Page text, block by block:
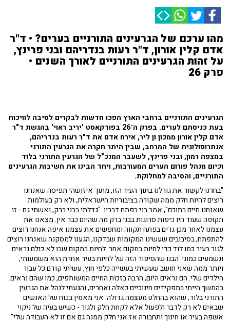
מהו ערכם של הגרעינים התורניים בערים? • ד"ר
אדם קלין אורון, ד"ר רעות בנדריהם ובני פרינץ,
על זהות הגרעינים התורניים לאורך השנים •
פרק 26
הגרעינים התורניים ברחבי הארץ הפכו חדשות לבקרים לסיבה לוויכוח
בעת כניסתם לערים. בפרק ה־26 בפודקאסט 'יריב ראוי' בהגשת ד"ר
אדם קלין אורון ממכון ון ליר, אירח אדם את ד"ר רעות בנדריהם,
אנתרופולוגית של המרחב, שבין היתר חקרה את הגרעין התורני
במצפה רמון, ובני פרינץ, לשעבר המנכ"ל של הגרעין התורני בלוד
וכיום מנהל פורום הערים המעורבות, ויחד הבינו את חשיבות הגרעינים
התורניים, והסיבה למחלוקת.
"בחרנו לקשור את גורלנו בתוך העיר הזו, מתוך איזושהי תפיסה שאנחנו
רוצים להיות חלק ממה שקורה בציבוריות הישראלית, ולא רק בעולמות
שאנחנו חיים בתוכם", אמר בני בפתח דבריו. "גדלתי בבני ברק, ואשתי גם - זו
תקופה שעוד היו כיפות סרוגות בבני ברק מה שהיום כבר אין. מצאנו את
עצמנו לאחר מכן גרים בפתח תקווה ומחפשים את עצמנו איפה אנחנו רוצים
להתפתח, בסיבובים שעשינו המקומות שבדקנו, הגענו למסקנה שאנחנו רוצים
לגור בעיר כמו לוד כדי לחיות במקום אחר. לחיות במקום שבו לא כולם נראים
ונשמעים כמוני. הבנו שהסיפור הזה של לחיות בעיר אחרת הוא משמעותי,
ויותר ממה שאני חושב שעשיתי בעשייה כלפי חוץ, עשיתי קודם כל עבור
הילדים שלי. הם נראים היום, הרבה בזכות החיים המשותפים, כמו שהם נראים.
בהמשך הייתי בתפקידים חינוכיים כאלה ואחרים, והגעתי לנהל את הגרעין
התורני בלוד, שהוא בהחלט מעצמה גדולה. אני מאמין בכוח של האנשים
שבאים לא רק לדבר ולפעול אלא לקחת חלק ולגור - כשיש בעיה של ניקוי
אשפה בעיר או חינוך ותחבורה אז אני חלק ממנה גם אם זו לא העבודה שלי".